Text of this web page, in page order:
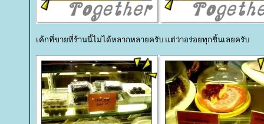
เค้กที่ขายที่ร้านนี้ไม่ได้หลากหลายครับ แต่ว่าอร่อยทุกชิ้นเลยครับ